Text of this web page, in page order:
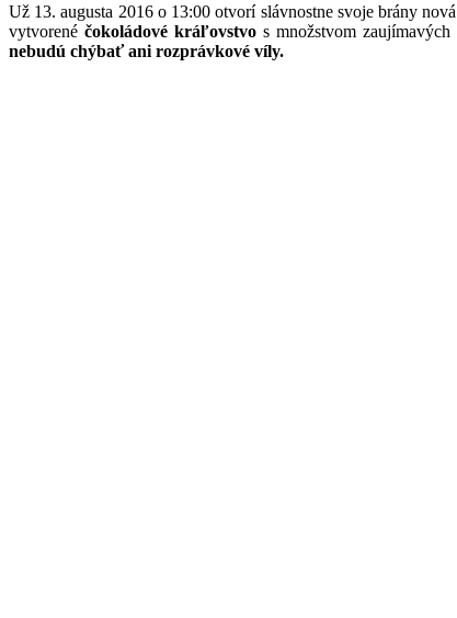
Už 13. augusta 2016 o 13:00 otvorí slávnostne svoje brány
vytvorené čokoládové kráľovstvo s množstvom zaujímavých
nebudú chýbať ani rozprávkové víly.